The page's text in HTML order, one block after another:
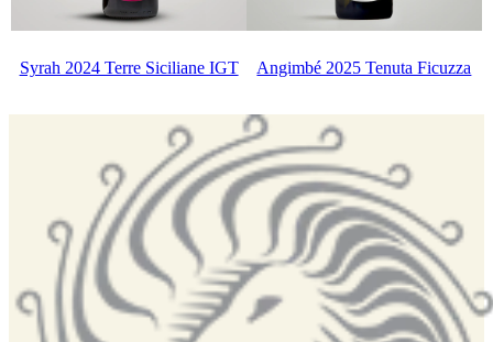
Syrah 2024 Terre Siciliane IGT Angimbé 2025 Tenuta Ficuzza